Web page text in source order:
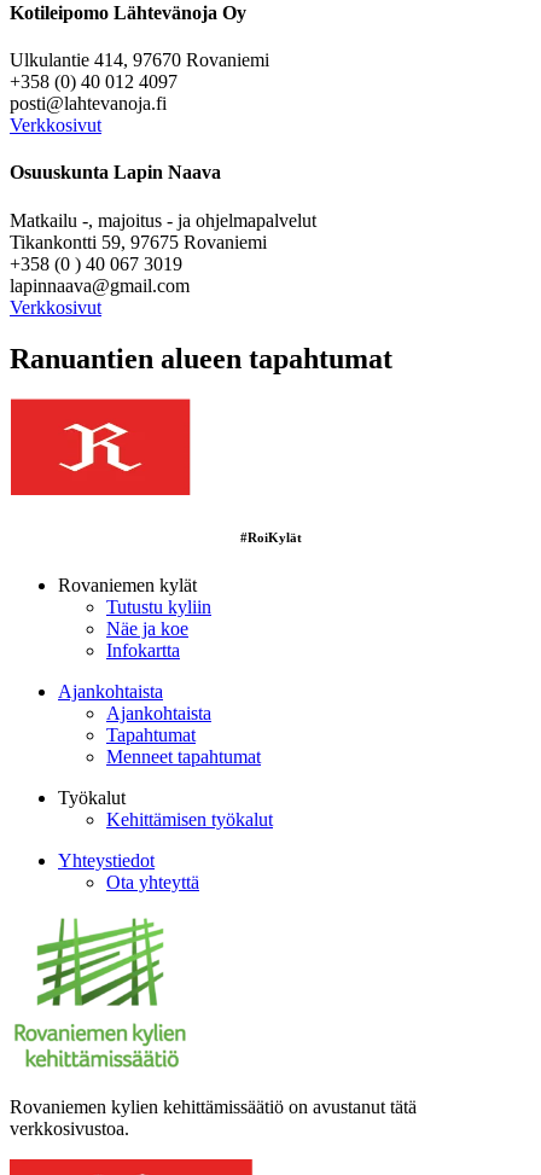
Kotileipomo Lähtevänoja Oy
Ulkulantie 414, 97670 Rovaniemi
+358 (0) 40 012 4097
posti@lahtevanoja.fi
Verkkosivut
Osuuskunta Lapin Naava
Matkailu -, majoitus - ja ohjelmapalvelut
Tikankontti 59, 97675 Rovaniemi
+358 (0 ) 40 067 3019
lapinnaava@gmail.com
Verkkosivut
Ranuantien alueen tapahtumat
#RoiKylät
Rovaniemen kylät
Tutustu kyliin
Näe ja koe
Infokartta
Ajankohtaista
Ajankohtaista
Tapahtumat
Menneet tapahtumat
Työkalut
Kehittämisen työkalut
Yhteystiedot
Ota yhteyttä
Rovaniemen kylien kehittämissäätiö on avustanut tätä
verkkosivustoa.